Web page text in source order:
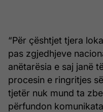
“Për çështjet tjera
pas zgjedhjeve
anëtarësia e saj janë
procesin e ringritjes
tjetër nuk mund ta
përfundon